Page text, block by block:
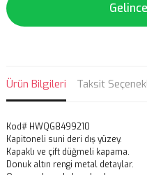
Ürün Bilgileri Taksit
Kod# HWQG8499210
Kapitoneli suni deri dış yüzey.
Kapaklı ve çift düğmeli kapama.
Donuk altın rengi metal detaylar.